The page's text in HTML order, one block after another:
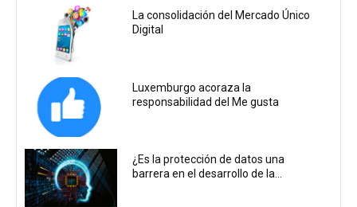
La consolidación del Mercado Único
Digital
Luxemburgo acoraza la
responsabilidad del Me gusta
¿Es la protección de datos una
barrera en el desarrollo de la...